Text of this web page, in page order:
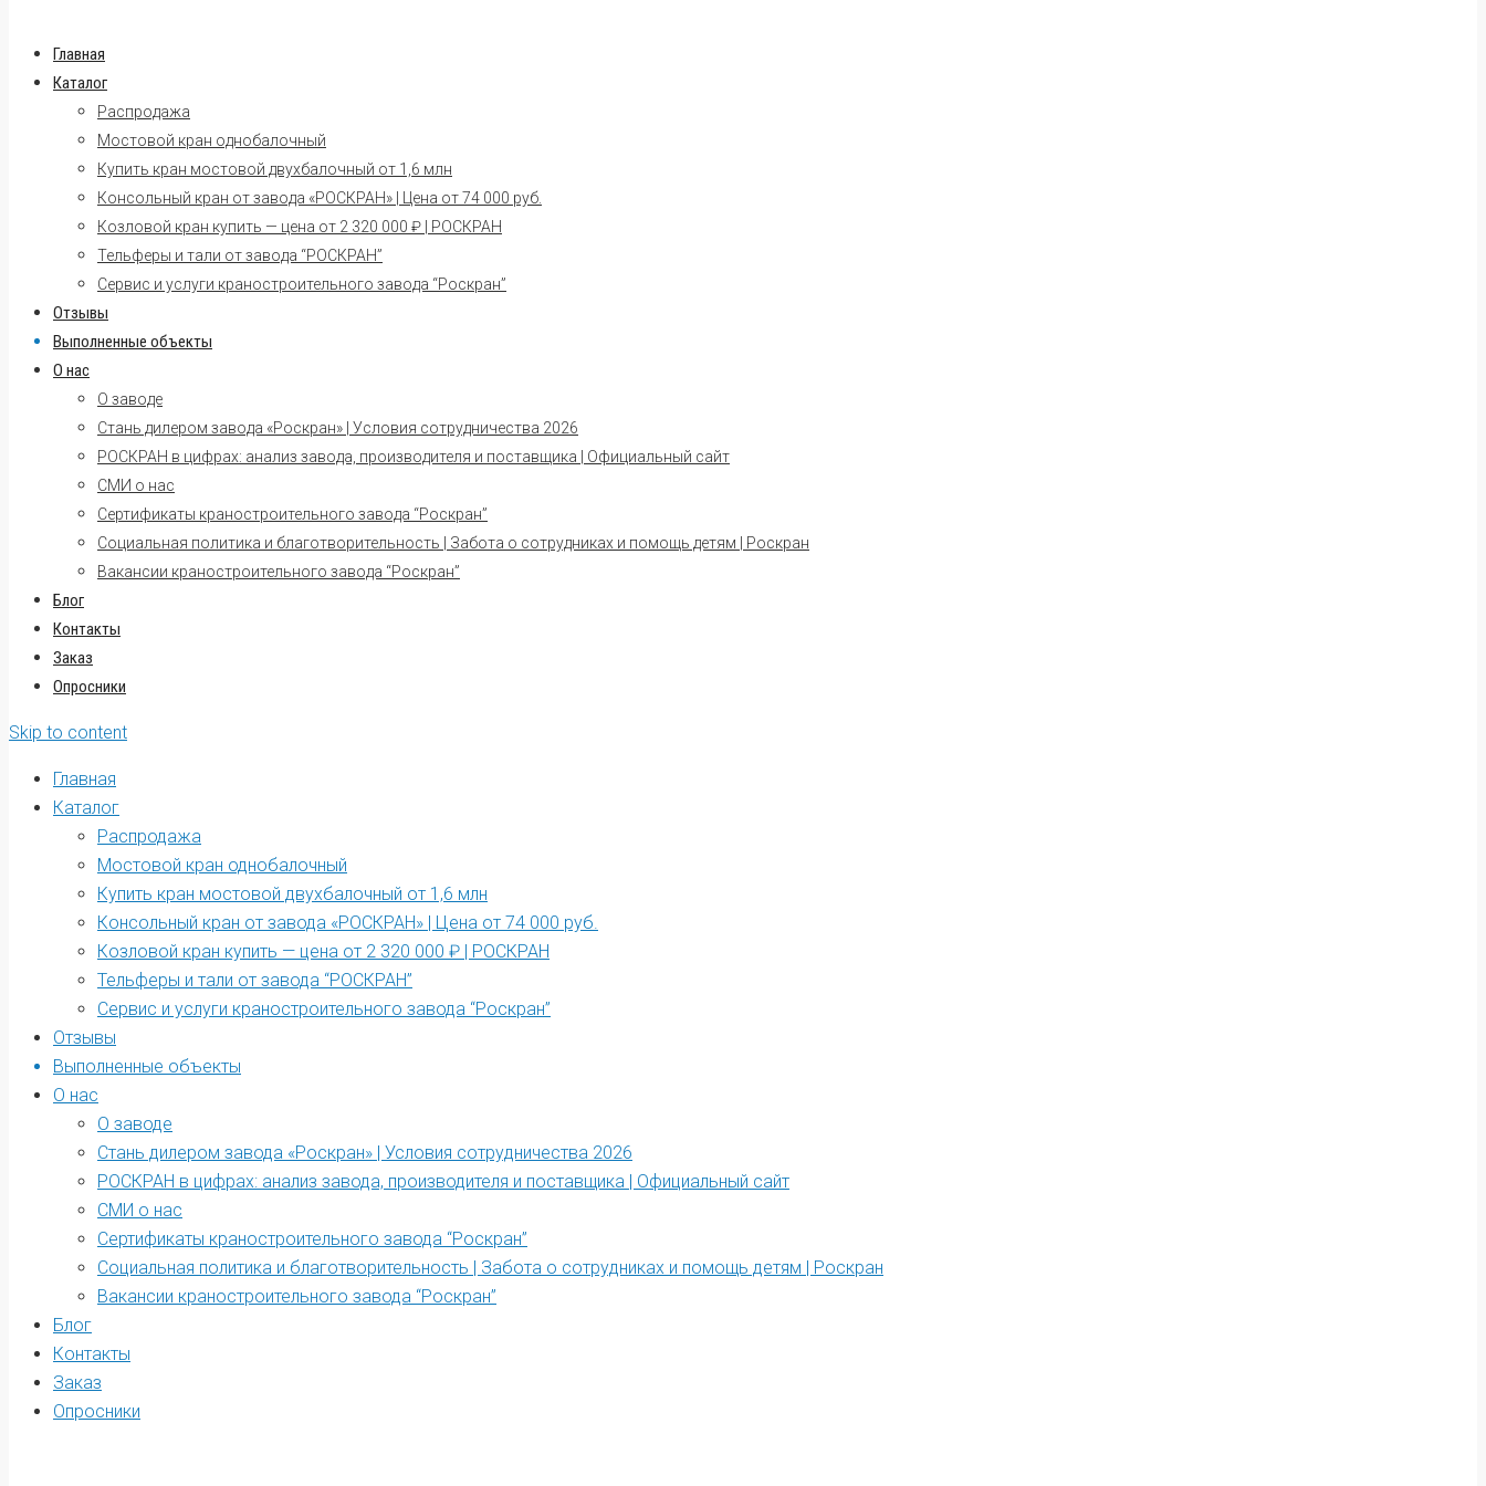
Главная
Каталог
Распродажа
Мостовой кран однобалочный
Купить кран мостовой двухбалочный от 1,6 млн
Консольный кран от завода «РОСКРАН» | Цена от 74 000 руб.
Козловой кран купить — цена от 2 320 000 ₽ | РОСКРАН
Тельферы и тали от завода “РОСКРАН”
Сервис и услуги краностроительного завода “Роскран”
Отзывы
Выполненные объекты
О нас
О заводе
Стань дилером завода «Роскран» | Условия сотрудничества 2026
РОСКРАН в цифрах: анализ завода, производителя и поставщика | Официальный сайт
СМИ о нас
Сертификаты краностроительного завода “Роскран”
Социальная политика и благотворительность | Забота о сотрудниках и помощь детям | Роскран
Вакансии краностроительного завода “Роскран”
Блог
Контакты
Заказ
Опросники
Skip to content
Главная
Каталог
Распродажа
Мостовой кран однобалочный
Купить кран мостовой двухбалочный от 1,6 млн
Консольный кран от завода «РОСКРАН» | Цена от 74 000 руб.
Козловой кран купить — цена от 2 320 000 ₽ | РОСКРАН
Тельферы и тали от завода “РОСКРАН”
Сервис и услуги краностроительного завода “Роскран”
Отзывы
Выполненные объекты
О нас
О заводе
Стань дилером завода «Роскран» | Условия сотрудничества 2026
РОСКРАН в цифрах: анализ завода, производителя и поставщика | Официальный сайт
СМИ о нас
Сертификаты краностроительного завода “Роскран”
Социальная политика и благотворительность | Забота о сотрудниках и помощь детям | Роскран
Вакансии краностроительного завода “Роскран”
Блог
Контакты
Заказ
Опросники